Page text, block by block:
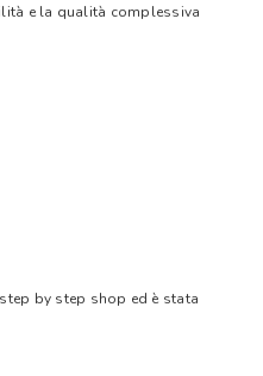
e la qualità complessiva
by step shop ed è stata